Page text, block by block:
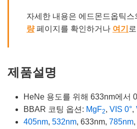
자세한 내용은 에드몬드옵틱스
량페이지를 확인하거나 여기
제품설명
HeNe 용도를 위해 633nm에서
BBAR 코팅 옵션: MgF2, VIS 0°,
405nm, 532nm, 633nm, 785nm,